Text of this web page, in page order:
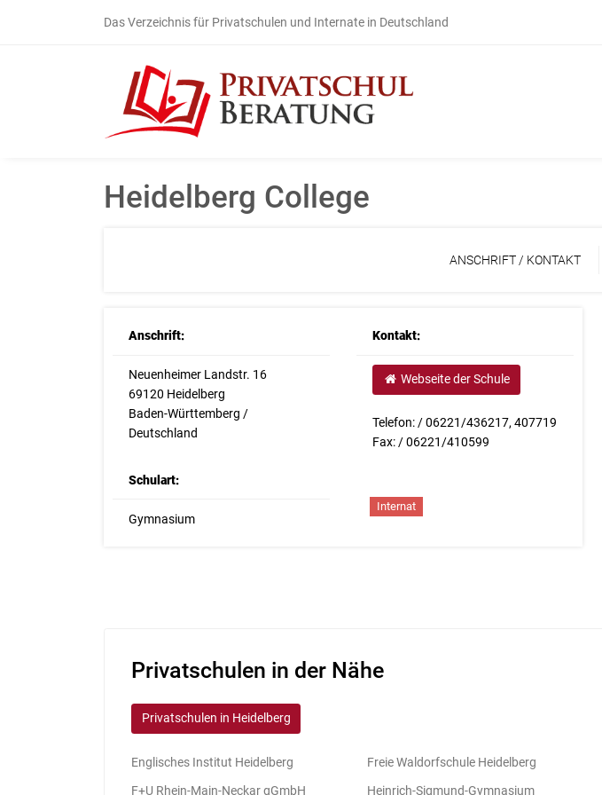
Das Verzeichnis für Privatschulen und Internate in Deutschland
Heidelberg College
ANSCHRIFT / KONTAKT
Anschrift:
Neuenheimer Landstr. 16
69120 Heidelberg
Baden-Württemberg /
Deutschland
Kontakt:
Webseite der Schule
Telefon: / 06221/436217, 407719
Fax: / 06221/410599
Schulart:
Gymnasium
Internat
Privatschulen in der Nähe
Privatschulen in Heidelberg
Englisches Institut Heidelberg
F+U Rhein-Main-Neckar gGmbH
Freie Waldorfschule Heidelberg
Heinrich-Sigmund-Gymnasium